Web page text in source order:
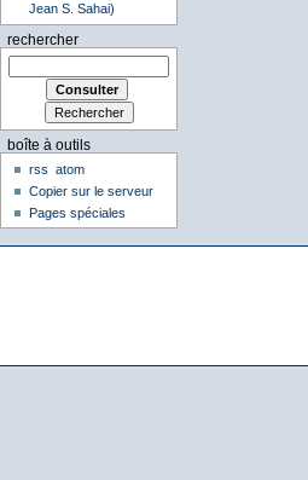
Jean S. Sahai)
rechercher
boîte à outils
rss
atom
Copier sur le serveur
Pages spéciales